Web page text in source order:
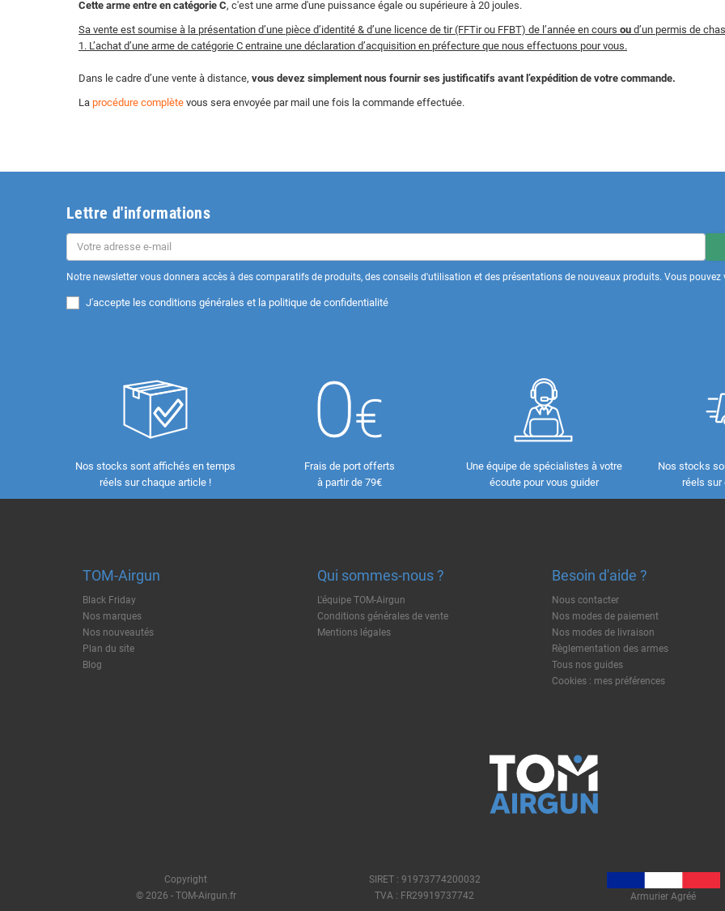
Cette arme entre en catégorie C, c'est une arme d'une puissance égale ou supérieure à 20 joules.
Sa vente est soumise à la présentation d’une pièce d’identité & d’une licence de tir (FFTir ou FFBT) de l’année en cours ou d’un permis de
1. L’achat d’une arme de catégorie C entraine une déclaration d’acquisition en préfecture que nous effectuons pour vous.
Dans le cadre d’une vente à distance, vous devez simplement nous fournir ses justificatifs avant l’expédition de votre commande.
La procédure complète vous sera envoyée par mail une fois la commande effectuée.
Lettre d'informations
Notre newsletter vous donnera accès à des comparatifs de produits, des conseils d'utilisation et des présentations de nouveaux produits. Vous
J'accepte les conditions générales et la politique de confidentialité
Nos stocks sont affichés en temps
réels sur chaque article !
Frais de port offerts
à partir de 79€
Une équipe de spécialistes à votre
écoute pour vous guider
Nos stocks
réels sur
TOM-Airgun
Black Friday
Nos marques
Nos nouveautés
Plan du site
Blog
Qui sommes-nous ?
L'équipe TOM-Airgun
Conditions générales de vente
Mentions légales
Besoin d'aide ?
Nous contacter
Nos modes de paiement
Nos modes de livraison
Règlementation des armes
Tous nos guides
Cookies : mes préférences
Copyright
© 2026 - TOM-Airgun.fr
SIRET : 91973774200032
TVA : FR29919737742
Armurier Agréé